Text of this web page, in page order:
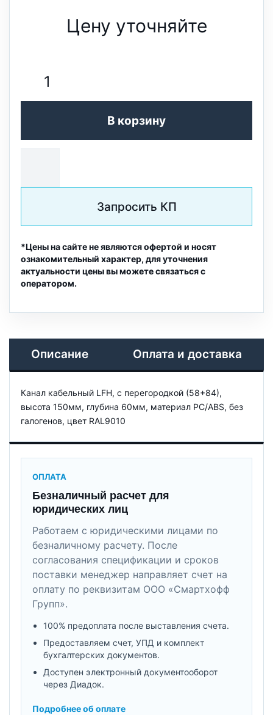
Цену уточняйте
В корзину
Запросить КП
*Цены на сайте не являются офертой и носят
ознакомительный характер, для уточнения
актуальности цены вы можете связаться с
оператором.
Описание Оплата и доставка
Канал кабельный LFH, с перегородкой (58+84),
высота 150мм, глубина 60мм, материал PC/ABS, без
галогенов, цвет RAL9010
ОПЛАТА
Безналичный расчет для
юридических лиц
Работаем с юридическими лицами по
безналичному расчету. После
согласования спецификации и сроков
поставки менеджер направляет счет на
оплату по реквизитам ООО «Смартхофф
Групп».
100% предоплата после выставления счета.
Предоставляем счет, УПД и комплект
бухгалтерских документов.
Доступен электронный документооборот
через Диадок.
Подробнее об оплате